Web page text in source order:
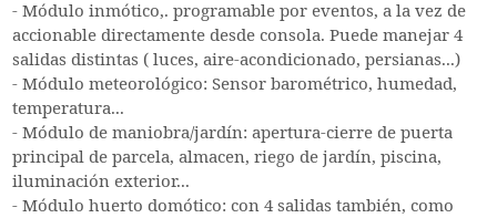
- Módulo inmótico,. programable por eventos, a la vez de
accionable directamente desde consola. Puede manejar 4
salidas distintas ( luces, aire-acondicionado, persianas...)
- Módulo meteorológico: Sensor barométrico, humedad,
temperatura...
- Módulo de maniobra/jardín: apertura-cierre de puerta
principal de parcela, almacen, riego de jardín, piscina,
iluminación exterior...
- Módulo huerto domótico: con 4 salidas también, como